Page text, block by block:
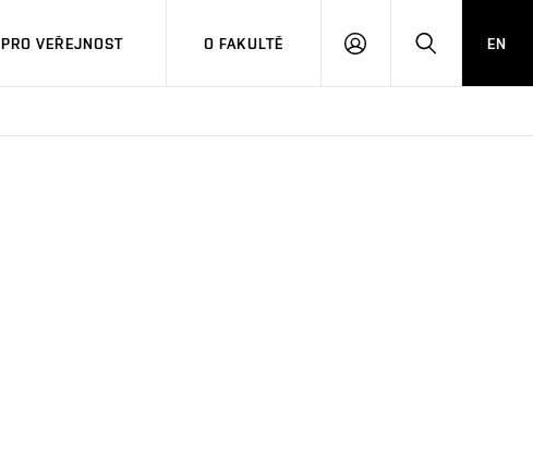
PRO VEŘEJNOST O FAKULTĚ
PŘIHLÁSITHLEDAT
EN